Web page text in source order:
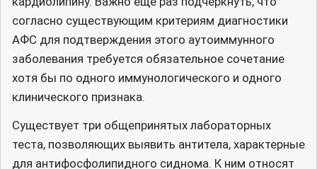
согласно существующим критериям диагностики
АФС для подтверждения этого аутоиммунного
заболевания требуется обязательное сочетание
хотя бы по одного иммунологического и одного
клинического признака.
Существует три общепринятых лабораторных
теста, позволяющих выявить антитела, характерные
для антифосфолипидного сиднома. К ним относят